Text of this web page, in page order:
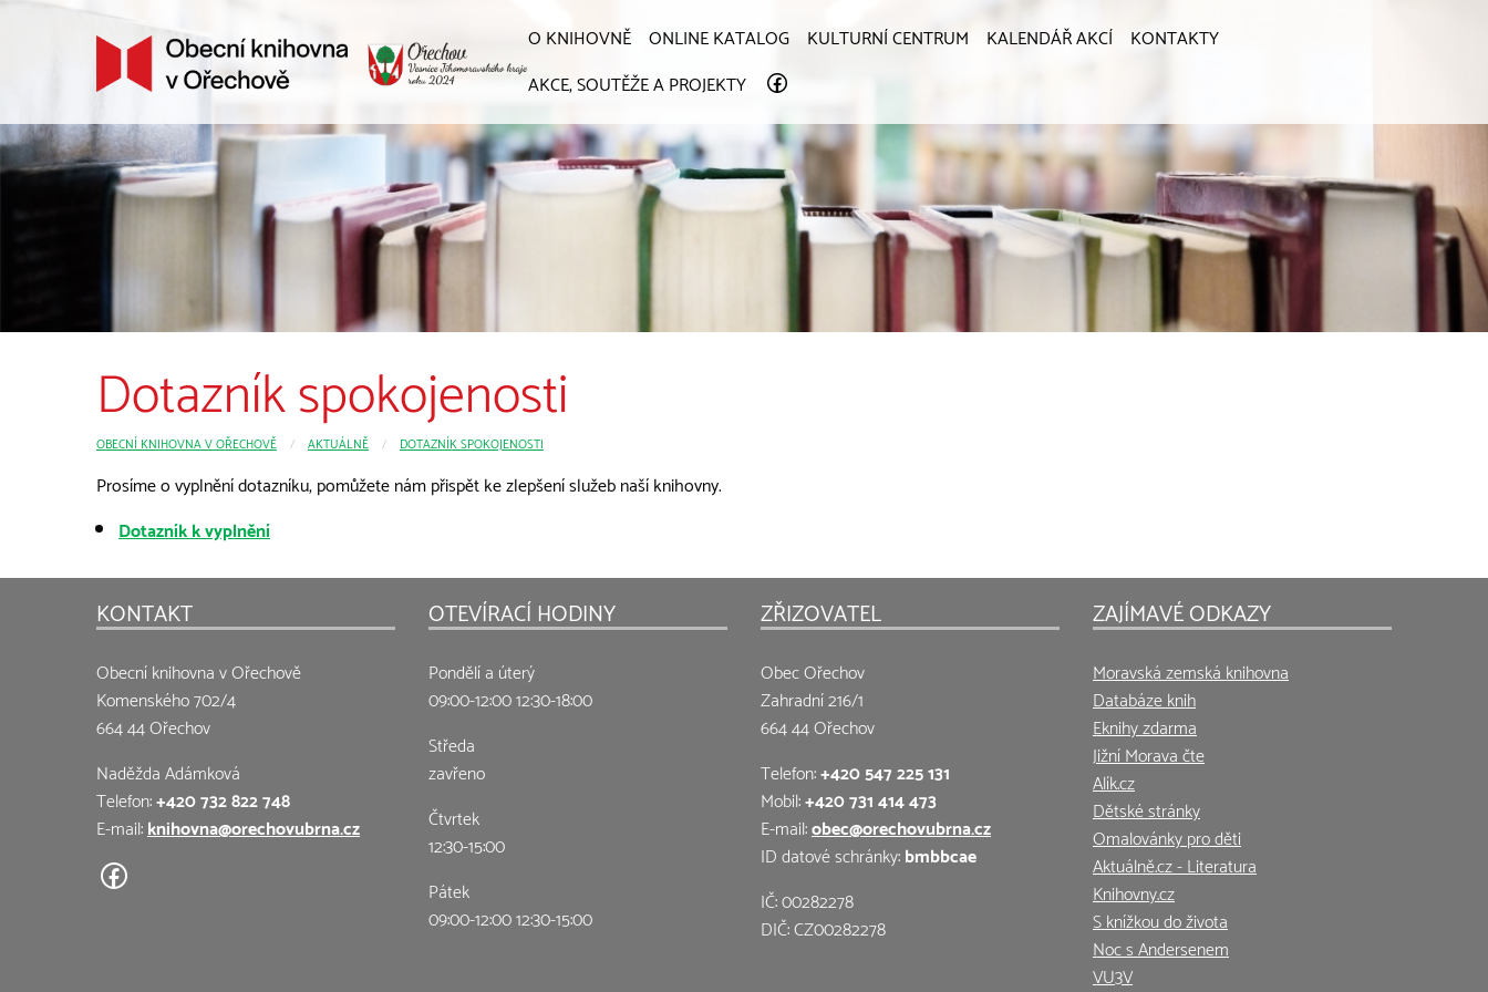
O KNIHOVNĚ ONLINE KATALOG KULTURNÍ CENTRUM KALENDÁŘ AKCÍ
KONTAKTY
AKCE, SOUTĚŽE A PROJEKTY
Dotazník spokojenosti
OBECNÍ KNIHOVNA V OŘECHOVĚ CURRENT:
AKTUÁLNĚ DOTAZNÍK SPOKOJENOSTI
Prosíme o vyplnění dotazníku, pomůžete nám přispět ke zlepšení služeb naší knihovny.
Dotazník k vyplnění
KONTAKT
Obecní knihovna v Ořechově
Komenského 702/4
664 44 Ořechov
Naděžda Adámková
Telefon:+420 732 822 748
E-mail:knihovna@orechovubrna.cz
OTEVÍRACÍ HODINY
Pondělí a úterý
09:00-12:00 12:30-18:00
Středa
zavřeno
Čtvrtek
12:30-15:00
Pátek
09:00-12:00 12:30-15:00
ZŘIZOVATEL
Obec Ořechov
Zahradní 216/1
664 44 Ořechov
Telefon:+420 547 225 131
Mobil:+420 731 414 473
E-mail:obec@orechovubrna.cz
ID datové schránky:bmbbcae
IČ: 00282278
DIČ: CZ00282278
ZAJÍMAVÉ ODKAZY
Moravská zemská knihovna
Databáze knih
Eknihy zdarma
Jižní Morava čte
Alík.cz
Dětské stránky
Omalovánky pro děti
Aktuálně.cz - Literatura
Knihovny.cz
S knížkou do života
Noc s Andersenem
VU3V